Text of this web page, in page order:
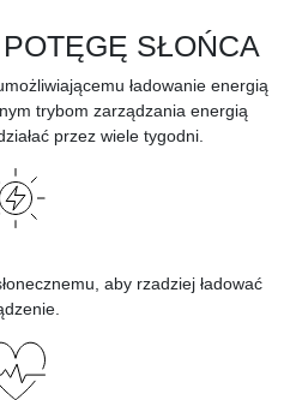
SŁOŃCA
ładowanie energią
trybom zarządzania energią
przez wiele tygodni.
aby rzadziej ładować